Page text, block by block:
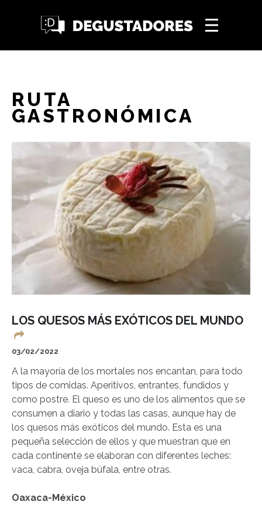
RUTA
GASTRONÓMICA
LOS QUESOS MÁS EXÓTICOS DEL MUNDO
03/02/2022
A la mayoría de los mortales nos encantan, para todo
tipos de comidas. Aperitivos, entrantes, fundidos y
como postre. El queso es uno de los alimentos que se
consumen a diario y todas las casas, aunque hay de
los quesos más exóticos del mundo. Esta es una
pequeña selección de ellos y que muestran que en
cada continente se elaboran con diferentes leches:
vaca, cabra, oveja búfala, entre otras.
Oaxaca-México